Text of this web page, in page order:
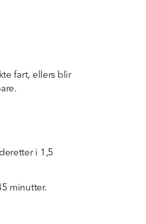
fart, ellers blir
i 1,5
minutter.